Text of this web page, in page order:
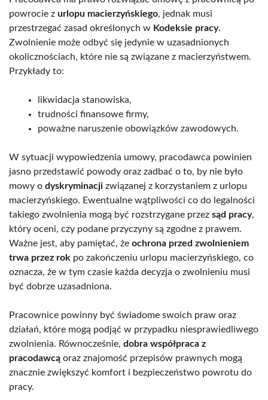
powrocie z urlopu macierzyńskiego, jednak musi
przestrzegać zasad określonych w Kodeksie pracy.
Zwolnienie może odbyć się jedynie w uzasadnionych
okolicznościach, które nie są związane z macierzyństwem.
Przykłady to:
likwidacja stanowiska,
trudności finansowe firmy,
poważne naruszenie obowiązków zawodowych.
W sytuacji wypowiedzenia umowy, pracodawca powinien
jasno przedstawić powody oraz zadbać o to, by nie było
mowy o dyskryminacji związanej z korzystaniem z urlopu
macierzyńskiego. Ewentualne wątpliwości co do legalności
takiego zwolnienia mogą być rozstrzygane przez sąd pracy,
który oceni, czy podane przyczyny są zgodne z prawem.
Ważne jest, aby pamiętać, że ochrona przed zwolnieniem
trwa przez rok po zakończeniu urlopu macierzyńskiego, co
oznacza, że w tym czasie każda decyzja o zwolnieniu musi
być dobrze uzasadniona.
Pracownice powinny być świadome swoich praw oraz
działań, które mogą podjąć w przypadku niesprawiedliwego
zwolnienia. Równocześnie, dobra współpraca z
pracodawcą oraz znajomość przepisów prawnych mogą
znacznie zwiększyć komfort i bezpieczeństwo powrotu do
pracy.